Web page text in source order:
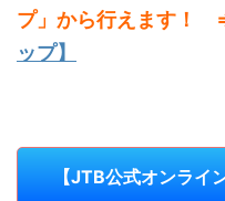
プ」から行えます！
ップ】
【JTB公式オンラ